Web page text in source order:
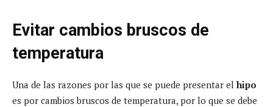
Evitar cambios bruscos de
temperatura
Una de las razones por las que se puede presentar el hipo
es por cambios bruscos de temperatura, por lo que se debe